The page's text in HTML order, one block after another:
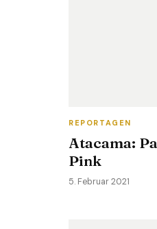
REPORTAGEN
Atacama:
Pink
5. Februar 2021